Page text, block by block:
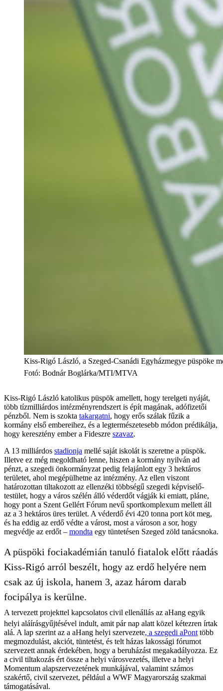
Kiss-Rigó László, a Szeged-Csanádi Egyházmegye püspöke
Fotó: Bodnár Boglárka/MTI/MTVA
Kiss-Rigó László katolikus püspök amellett, hogy terelgeti nyáját,
több tízmilliárdos intézményrendszert is épít magának, adófizetői
pénzből. Nem is szokta takargatni, hogy erős szálak fűzik a
kormány első embereihez, és a legtermészetesebb módon prédikálja,
hogy keresztény ember a Fideszre szavaz.
A 13 milliárdos stadionja mellé saját iskolát is szeretne a püspök.
Illetve ez még megoldható lenne, hiszen a kormány nyilván ad
pénzt, a szegedi önkormányzat pedig felajánlott egy 3 hektáros
területet, ahol megépülhetne az intézmény. Az ellen viszont
határozottan tiltakozott az ellenzéki többségű szegedi képviselő-
testület, hogy a város szélén álló véderdőt vágják ki emiatt, pláne,
hogy pont a Szent Gellért Fórum nevű sportkomplexum mellett áll
az a 3 hektáros üres terület. A véderdő évi 420 tonna port köt meg,
és ha eddig az erdő védte a várost, most a városon a sor, hogy
megvédje az erdőt – mondta egy tüntetésen Szeged zöld tanácsnoka.
A püspöki fociakadémián tanuló fiatalok előtt ráadás
Kiss-Rigó arról beszélt, hogy az erdő helyére nem
csak az új iskola, hanem 3, azaz három darab
focipálya is kerülne.
A tervezett projekttel kapcsolatos civil ellenállás az aHang egyik
helyi aláírásgyűjtésével indult, amit pár nap alatt közel kétezren írtak
alá. A lap szerint az a aHang helyi szervezete, a szegedi aPont több
megmozdulást, akciót, tüntetést, és telt házas lakossági fórumot
szervezett annak érdekében, hogy a beruházást megakadályozza. Ez
a civil tiltakozás ért össze a helyi városvezetés, illetve a helyi
Momentum alapszervezetének munkájával, valamint számos
szakértő, civil szervezet, például a WWF Magyarország szakmai
támogatásával.